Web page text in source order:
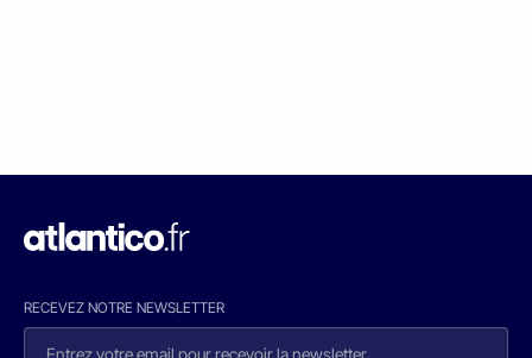
RECEVEZ NOTRE NEWSLETTER